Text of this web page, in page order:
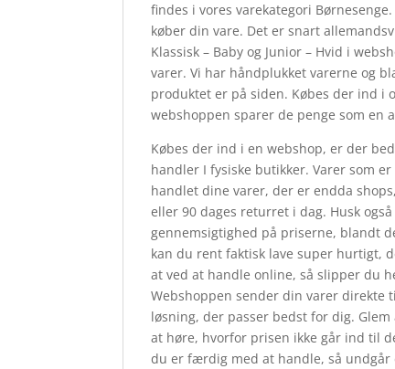
findes i vores varekategori
køber din vare. Det er snart
Klassisk – Baby og Junior – Hvid i
varer. Vi har håndplukket varerne og
produktet er på siden. Købes der ind i
webshoppen sparer de penge som en
Købes der ind i en webshop, er der
handler I fysiske butikker. Varer som
handlet dine varer, der er endda
eller 90 dages returret i dag. Husk
gennemsigtighed på priserne, blandt
kan du rent faktisk lave super hurtigt,
at ved at handle online, så slipper du
Webshoppen sender din varer direkte
løsning, der passer bedst for dig.
at høre, hvorfor prisen ikke går ind til
du er færdig med at handle, så